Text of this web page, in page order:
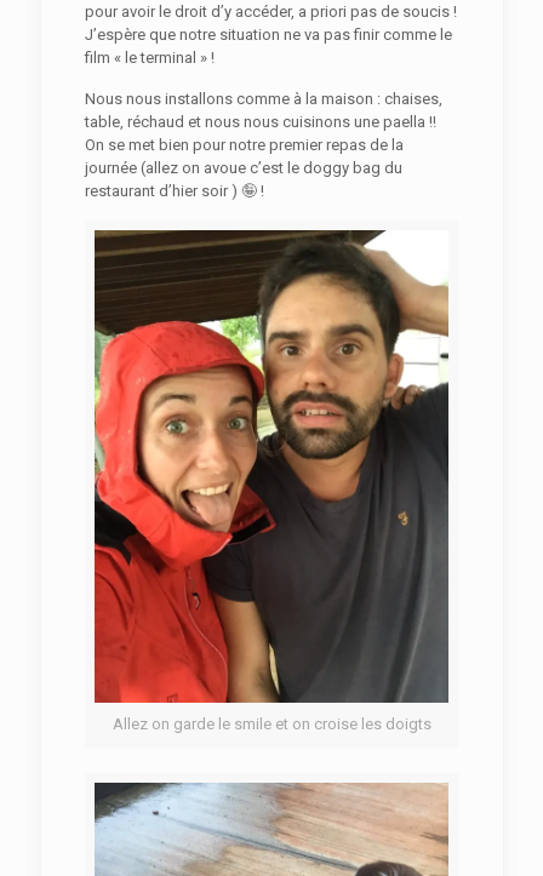
pour avoir le droit d’y accéder, a priori pas de soucis !
J’espère que notre situation ne va pas finir comme le
film « le terminal » !
Nous nous installons comme à la maison : chaises,
table, réchaud et nous nous cuisinons une paella !!
On se met bien pour notre premier repas de la
journée (allez on avoue c’est le doggy bag du
restaurant d’hier soir ) 🤪 !
Allez on garde le smile et on croise les doigts